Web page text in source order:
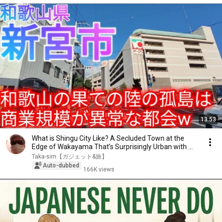
13:53
What is Shingu City Like? A Secluded Town at the
Edge of Wakayama That’s Surprisingly Urban with ...
Taka-sim【ガジェット&旅】
Auto-dubbed
166K views